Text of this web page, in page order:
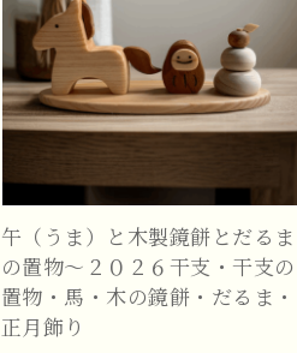
午（うま）と木製鏡餅とだるま
の置物～２０２６干支・干支の
置物・馬・木の鏡餅・だるま・
正月飾り